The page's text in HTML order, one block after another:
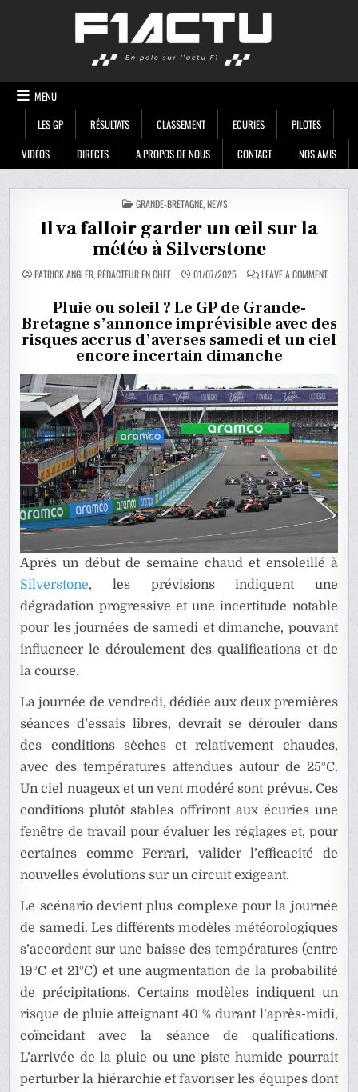
MENU
LES GP
RÉSULTATS CLASSEMENT ECURIES
PILOTES
VIDÉOS
DIRECTS A PROPOS DE NOUS CONTACT NOS AMIS
POSTED
IN
GRANDE-BRETAGNE,NEWS
Il va falloir garder un œil sur la
météo à Silverstone
PATRICK ANGLER, RÉDACTEUR EN CHEF 01/07/2025 LEAVE A COMMENTON
UN
ŒIL
SUR
Pluie ou soleil ? Le GP de Grande-
Bretagne s’annonce imprévisible avec des
risques accrus d’averses samedi et un ciel
encore incertain dimanche
Après un début de semaine chaud et ensoleillé à
Silverstone, les prévisions indiquent une
dégradation progressive et une incertitude notable
pour les journées de samedi et dimanche, pouvant
influencer le déroulement des qualifications et de
la course.
La journée de vendredi, dédiée aux deux premières
séances d’essais libres, devrait se dérouler dans
des conditions sèches et relativement chaudes,
avec des températures attendues autour de 25°C.
Un ciel nuageux et un vent modéré sont prévus. Ces
conditions plutôt stables offriront aux écuries une
fenêtre de travail pour évaluer les réglages et, pour
certaines comme Ferrari, valider l’efficacité de
nouvelles évolutions sur un circuit exigeant.
Le scénario devient plus complexe pour la journée
de samedi. Les différents modèles météorologiques
s’accordent sur une baisse des températures (entre
19°C et 21°C) et une augmentation de la probabilité
de précipitations. Certains modèles indiquent un
risque de pluie atteignant 40 % durant l’après-midi,
coïncidant avec la séance de qualifications.
L’arrivée de la pluie ou une piste humide pourrait
perturber la hiérarchie et favoriser les équipes dont